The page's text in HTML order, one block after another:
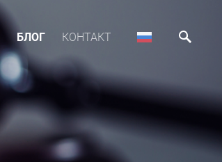
БЛОГ КОНТАКТ